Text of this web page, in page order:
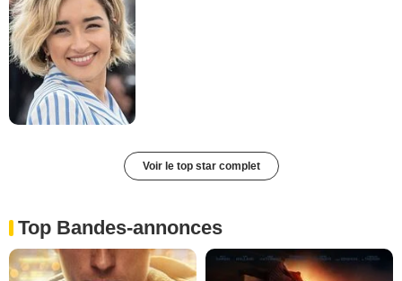
Voir le top star complet
Top Bandes-annonces